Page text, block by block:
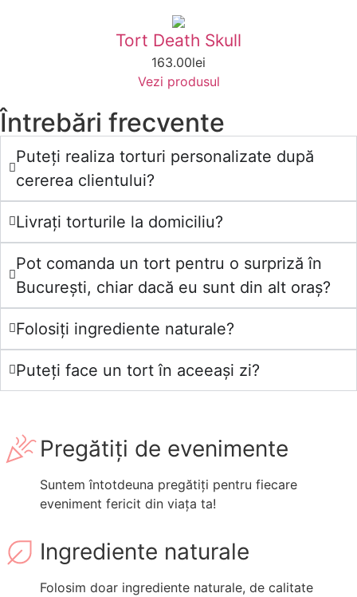
Tort Death Skull
163.00lei
Vezi produsul
Întrebări frecvente
Puteți realiza torturi personalizate după
cererea clientului?
Livrați torturile la domiciliu?
Pot comanda un tort pentru o surpriză în
București, chiar dacă eu sunt din alt oraș?
Folosiți ingrediente naturale?
Puteți face un tort în aceeași zi?
Pregătiți de evenimente
Suntem întotdeuna pregătiți pentru fiecare
eveniment fericit din viața ta!
Ingrediente naturale
Folosim doar ingrediente naturale, de calitate